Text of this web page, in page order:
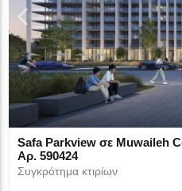
Safa Parkview σε Muwaileh
Αρ. 590424
Συγκρότημα κτιρίων